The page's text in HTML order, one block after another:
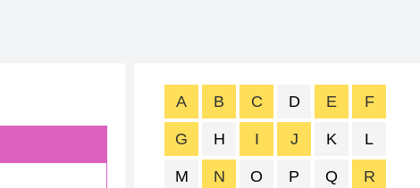
A B C D E F
G H I J K L
M N O P Q R